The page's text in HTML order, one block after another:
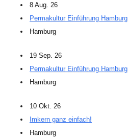
8 Aug. 26
Permakultur Einführung Hamburg
Hamburg
19 Sep. 26
Permakultur Einführung Hamburg
Hamburg
10 Okt. 26
Imkern ganz einfach!
Hamburg